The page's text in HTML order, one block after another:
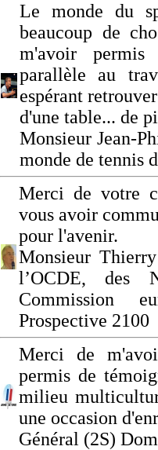
Le monde du
beaucoup de
m'avoir
parallèle au
espérant
d'une table... de
Monsieur Jean-
monde de tennis
Merci de votre
vous avoir
pour l'avenir.
Monsieur
l’OCDE, des
Commission
Prospective 2100
Merci de
permis de
milieu
une occasion
Général (2S)